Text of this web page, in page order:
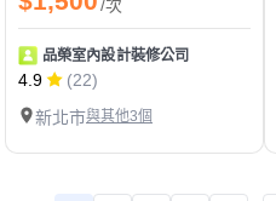
/次
品榮室內設計裝修公司
4.9
(22)
新北市與其他3個